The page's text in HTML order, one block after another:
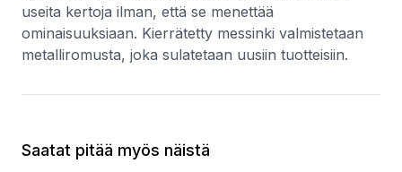
useita kertoja ilman, että se menettää
ominaisuuksiaan. Kierrätetty messinki valmistetaan
metalliromusta, joka sulatetaan uusiin tuotteisiin.
Saatat pitää myös näistä